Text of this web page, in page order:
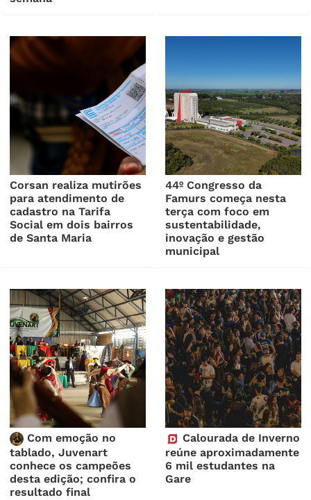
Corsan realiza mutirões
para atendimento de
cadastro na Tarifa
Social em dois bairros
de Santa Maria
44º Congresso da
Famurs começa nesta
terça com foco em
sustentabilidade,
inovação e gestão
municipal
Com emoção no
tablado, Juvenart
conhece os campeões
desta edição; confira o
resultado final
Calourada de Inverno
reúne aproximadamente
6 mil estudantes na
Gare